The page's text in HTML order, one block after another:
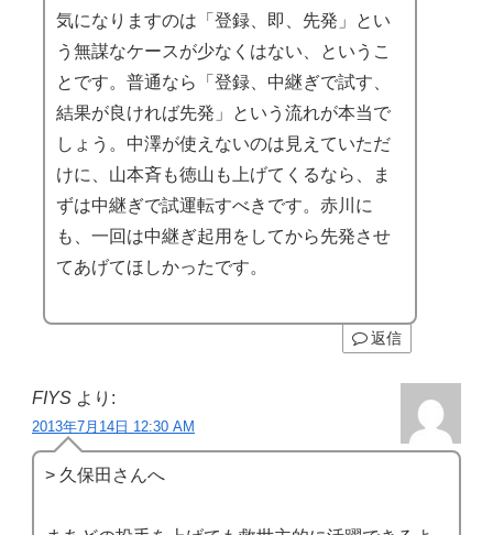
気になりますのは「登録、即、先発」とい
う無謀なケースが少なくはない、というこ
とです。普通なら「登録、中継ぎで試す、
結果が良ければ先発」という流れが本当で
しょう。中澤が使えないのは見えていただ
けに、山本斉も徳山も上げてくるなら、ま
ずは中継ぎで試運転すべきです。赤川に
も、一回は中継ぎ起用をしてから先発させ
てあげてほしかったです。
返信
FIYS より:
2013年7月14日 12:30 AM
> 久保田さんへ